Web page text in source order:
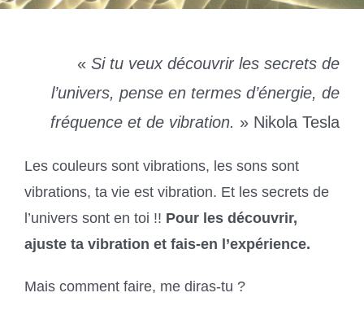
«Si tu veux découvrir les secrets de
l’univers, pense en termes d’énergie, de
fréquence et de vibration. » Nikola Tesla
Les couleurs sont vibrations, les sons sont
vibrations, ta vie est vibration. Et les secrets de
l’univers sont en toi !! Pour les découvrir,
ajuste ta vibration et fais-en l’expérience.
Mais comment faire, me diras-tu ?